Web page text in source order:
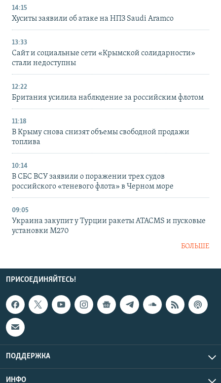
14:15
Хуситы заявили об атаке на НПЗ Saudi Aramco
13:33
Сайт и социальные сети «Крымской солидарности»
стали недоступны
12:22
Британия усилила наблюдение за российским флотом
11:18
В Крыму снова снизят объемы свободной продажи
топлива
10:14
В СБС ВСУ заявили о поражении трех судов
российского «теневого флота» в Черном море
09:05
Украина закупит у Турции ракеты ATACMS и пусковые
установки M270
БОЛЬШЕ
ПРИСОЕДИНЯЙТЕСЬ!
ПОДДЕРЖКА
ИНФО